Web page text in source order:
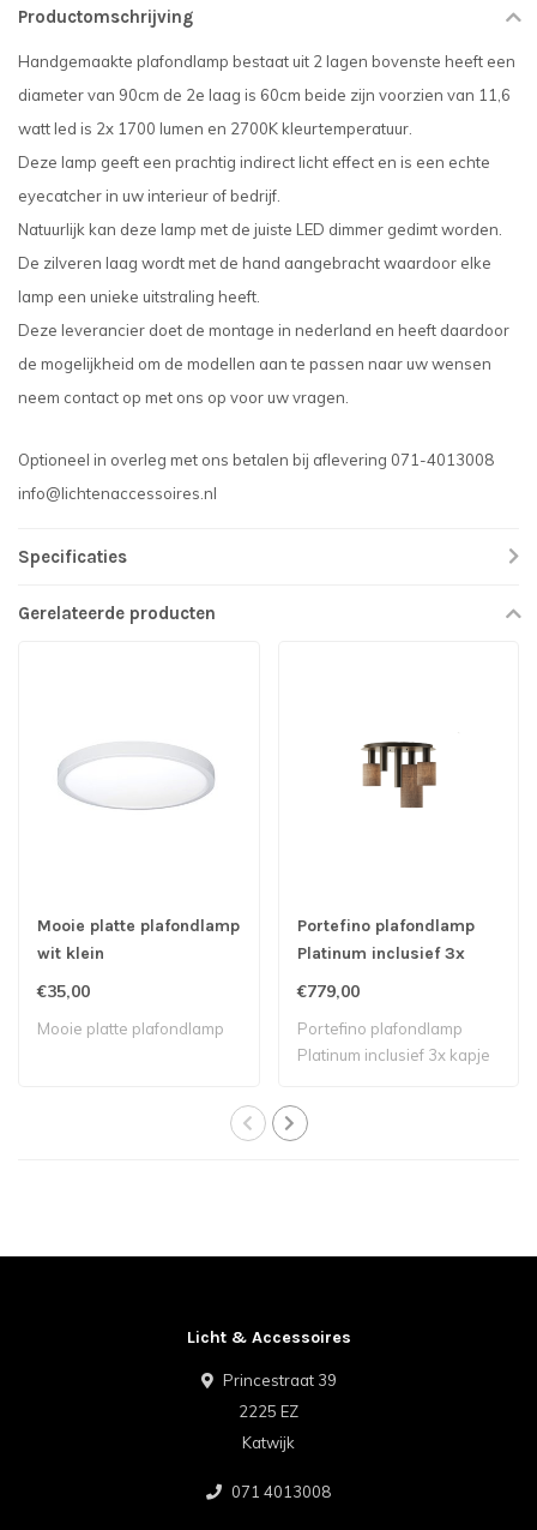
Productomschrijving
Handgemaakte plafondlamp bestaat uit 2 lagen bovenste heeft een
diameter van 90cm de 2e laag is 60cm beide zijn voorzien van 11,6
watt led is 2x 1700 lumen en 2700K kleurtemperatuur.
Deze lamp geeft een prachtig indirect licht effect en is een echte
eyecatcher in uw interieur of bedrijf.
Natuurlijk kan deze lamp met de juiste LED dimmer gedimt worden.
De zilveren laag wordt met de hand aangebracht waardoor elke
lamp een unieke uitstraling heeft.
Deze leverancier doet de montage in nederland en heeft daardoor
de mogelijkheid om de modellen aan te passen naar uw wensen
neem contact op met ons op voor uw vragen.
Optioneel in overleg met ons betalen bij aflevering 071-4013008
info@lichtenaccessoires.nl
Specificaties
Gerelateerde producten
Mooie platte plafondlamp
wit klein
€35,00
Mooie platte plafondlamp
Portefino plafondlamp
Platinum inclusief 3x
kapje 2x spot ø50cm 5x
€779,00
Portefino plafondlamp
Platinum inclusief 3x kapje
Licht & Accessoires
Princestraat 39
2225 EZ
Katwijk
071 4013008